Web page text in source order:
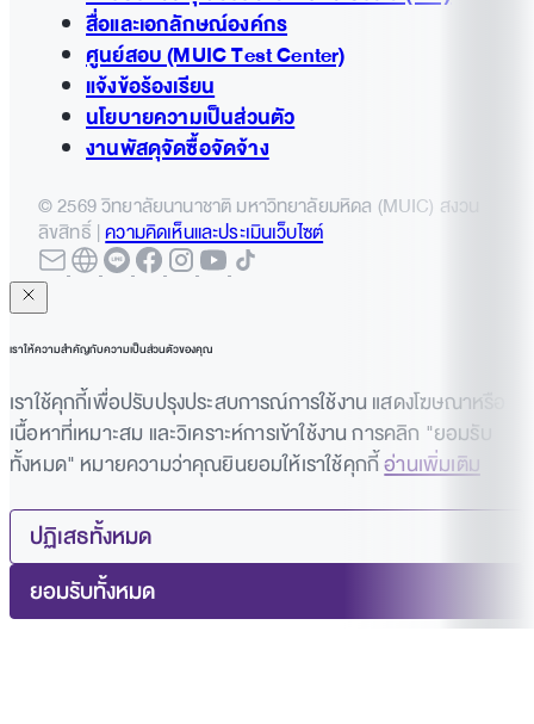
สื่อและเอกลักษณ์องค์กร
ศูนย์สอบ (MUIC Test Center)
แจ้งข้อร้องเรียน
นโยบายความเป็นส่วนตัว
งานพัสดุจัดซื้อจัดจ้าง
© 2569 วิทยาลัยนานาชาติ มหาวิทยาลัยมหิดล (MUIC) สงวน
ลิขสิทธิ์ |ความคิดเห็นและประเมินเว็บไซต์
เราให้ความสำคัญกับความเป็นส่วนตัวของคุณ
เราใช้คุกกี้เพื่อปรับปรุงประสบการณ์การใช้งาน แสดงโฆษณาหรือ
เนื้อหาที่เหมาะสม และวิเคราะห์การเข้าใช้งาน การคลิก "ยอมรับ
ทั้งหมด" หมายความว่าคุณยินยอมให้เราใช้คุกกี้อ่านเพิ่มเติม
ปฏิเสธทั้งหมด
ยอมรับทั้งหมด